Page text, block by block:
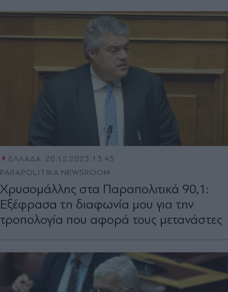
ΕΛΛΑΔΑ 20.12.2023 13:45
PARAPOLITIKA NEWSROOM
Χρυσομάλλης στα Παραπολιτικά 90,1:
Εξέφρασα τη διαφωνία μου για την
τροπολογία που αφορά τους μετανάστες